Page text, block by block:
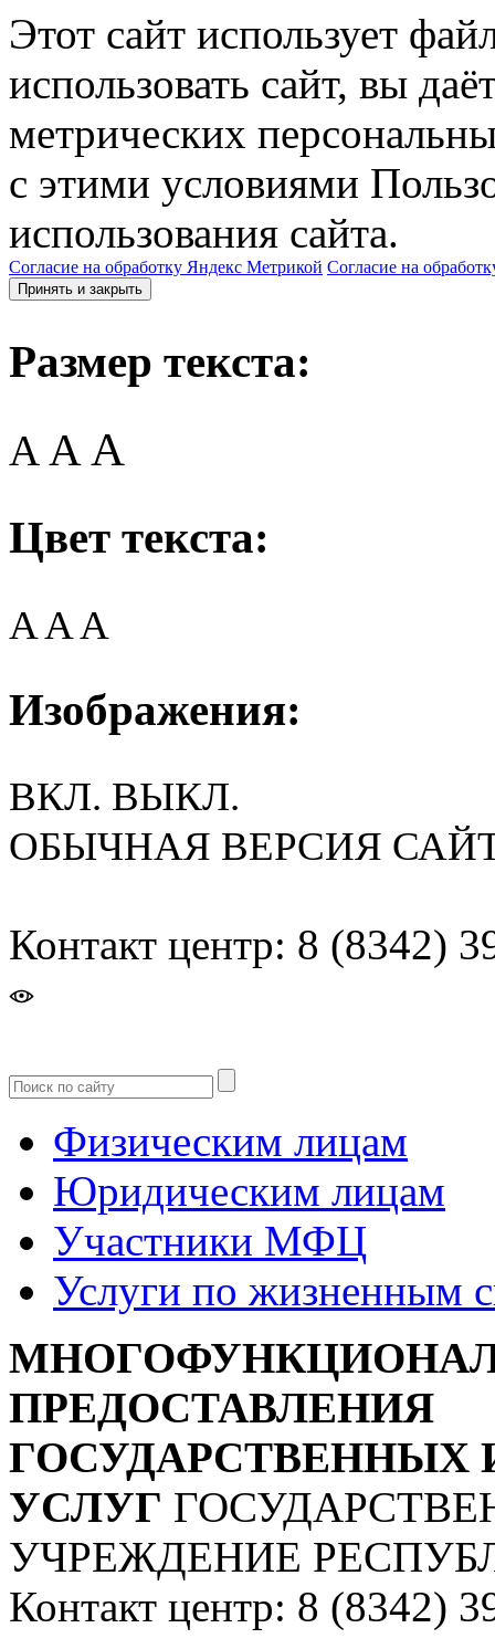
Этот сайт использует
использовать сайт, вы
метрических
с этими условиями
использования сайта.
Согласие на обработку Яндекс Метрикой Согласие на
Принять и закрыть
Размер текста:
A AA
Цвет текста:
AAA
Изображения:
ВКЛ. ВЫКЛ.
ОБЫЧНАЯ ВЕРСИЯ
Контакт центр: 8 (8342)
Физическим лицам
Юридическим лицам
Участники МФЦ
Услуги по жизненным
ПРЕДОСТАВЛЕНИЯ
УСЛУГ
УЧРЕЖДЕНИЕ
Контакт центр: 8 (8342)